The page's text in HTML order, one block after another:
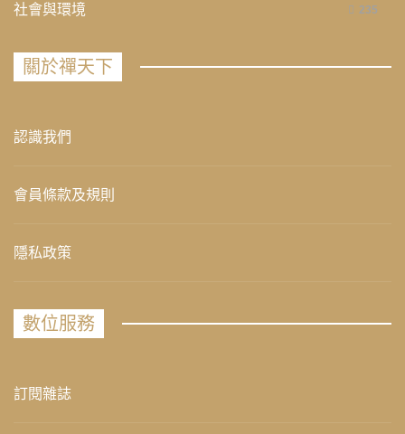
社會與環境 235
關於禪天下
認識我們
會員條款及規則
隱私政策
數位服務
訂閱雜誌